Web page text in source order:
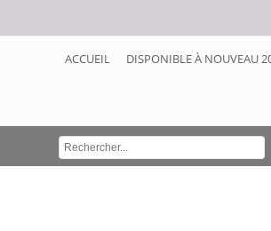
ACCUEIL DISPONIBLE À NOUVEAU